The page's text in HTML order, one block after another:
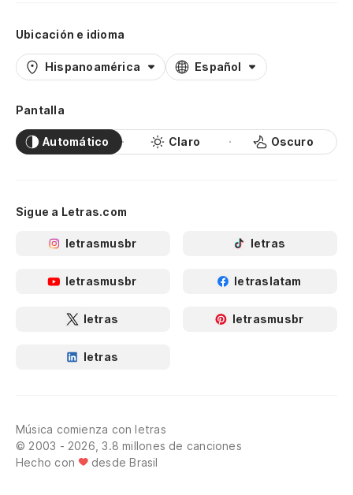
Ubicación e idioma
Hispanoamérica Español
Pantalla
Automático Claro Oscuro
Sigue a Letras.com
letrasmusbr letras
letrasmusbr letraslatam
letras letrasmusbr
letras
Música comienza con letras
© 2003 - 2026, 3.8 millones de canciones
Hecho con
desde Brasil